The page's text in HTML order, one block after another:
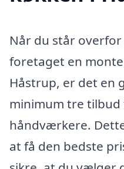
Når du står
foretaget en
Håstrup, er det en
minimum tre tilbud
håndværkere.
at få den bedste